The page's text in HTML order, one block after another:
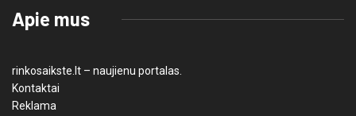
Apie mus
rinkosaikste.lt – naujienu portalas.
Kontaktai
Reklama